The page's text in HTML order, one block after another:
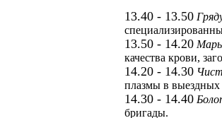
13.40 - 13.50
13.50 - 14.20
качества крови,
14.20 - 14.30
плазмы в выездных
14.30 - 14.40
бригады.